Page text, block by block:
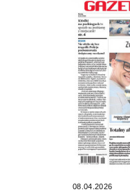
08.04.2026